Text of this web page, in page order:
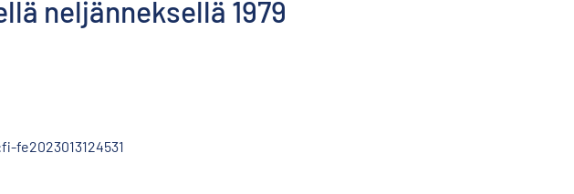
neljänneksellä 1979
fe2023013124531